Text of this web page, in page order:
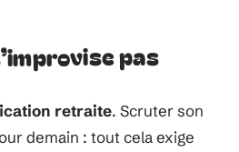
pas
retraite. Scruter son
demain : tout cela exige